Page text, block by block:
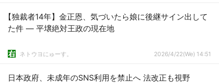
【独裁者14年】金正恩、気づいたら娘に後継サイン出して
た件 — 平壌絶対王政の現在地
ネトウヨにゅーす。 2026/4/22(We) 14:51
日本政府、未成年のSNS利用を禁止へ 法改正も視野